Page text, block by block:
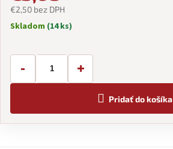
€2,50 bez DPH
Jednotková
Skladom (14 ks)
- +
Pridať do košíka